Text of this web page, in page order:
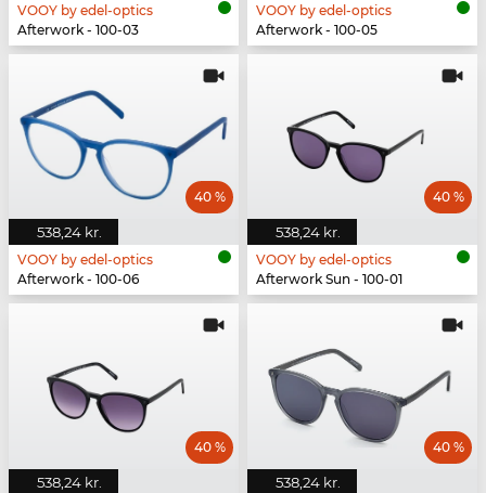
VOOY by edel-optics
Afterwork - 100-03
VOOY by edel-optics
Afterwork - 100-05
538,24 kr.
40 %
VOOY by edel-optics
Afterwork - 100-06
538,24 kr.
40 %
VOOY by edel-optics
Afterwork Sun - 100-01
538,24 kr.
40 %
538,24 kr.
40 %